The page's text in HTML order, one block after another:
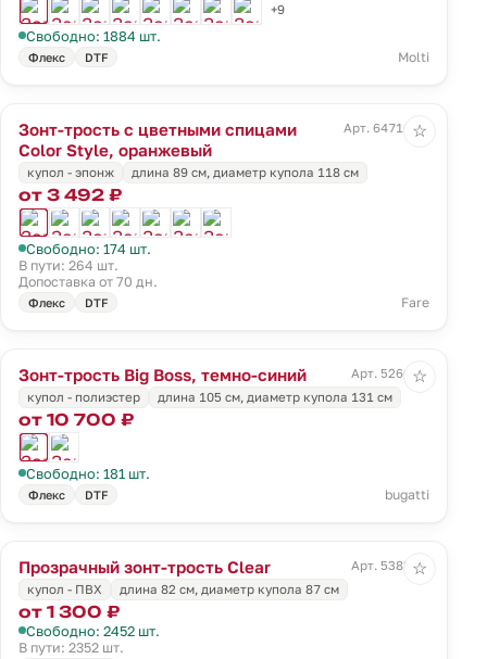
+9
Свободно: 1884 шт.
Флекс DTF Molti
Зонт-трость с цветными спицами
Color Style, оранжевый
Арт. 64716.20
купол - эпонж длина 89 см, диаметр купола 118 см
от 3 492 ₽
Свободно: 174 шт.
В пути: 264 шт.
Допоставка от 70 дн.
Флекс DTF Fare
☆
Зонт-трость Big Boss, темно-синий
Арт. 5260.42
купол - полиэстер
длина 105 см, диаметр купола 131 см
от 10 700 ₽
Свободно: 181 шт.
Флекс DTF bugatti
☆
Прозрачный зонт-трость Clear
Арт. 5382.60
купол - ПВХ
длина 82 см, диаметр купола 87 см
от 1 300 ₽
Свободно: 2452 шт.
В пути: 2352 шт.
☆